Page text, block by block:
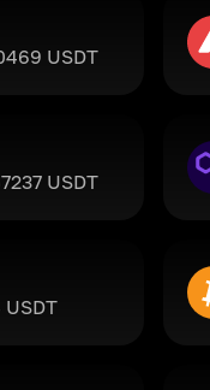
USDT
USDT
USDT